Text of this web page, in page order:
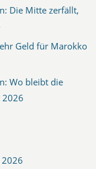
Die Mitte zerfällt,
Geld für Marokko
Wo bleibt die
2026
2026